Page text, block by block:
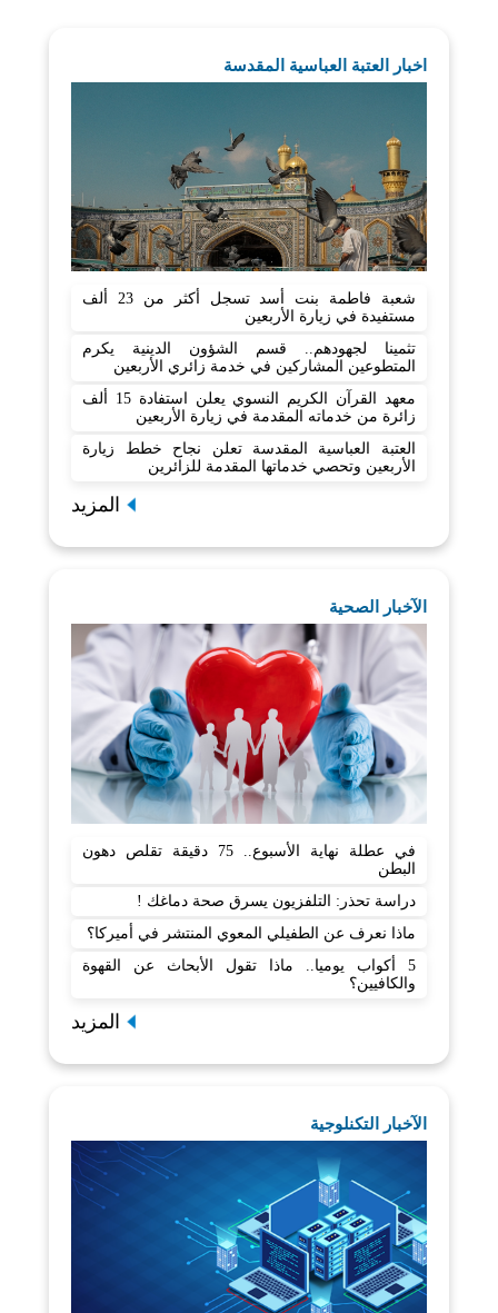
اخبار العتبة العباسية المقدسة
شعبة فاطمة بنت أسد تسجل أكثر من 23 ألف
مستفيدة في زيارة الأربعين
تثمينا لجهودهم.. قسم الشؤون الدينية يكرم
المتطوعين المشاركين في خدمة زائري الأربعين
معهد القرآن الكريم النسوي يعلن استفادة 15 ألف
زائرة من خدماته المقدمة في زيارة الأربعين
العتبة العباسية المقدسة تعلن نجاح خطط زيارة
الأربعين وتحصي خدماتها المقدمة للزائرين
المزيد
الآخبار الصحية
في عطلة نهاية الأسبوع.. 75 دقيقة تقلص دهون
البطن
دراسة تحذر: التلفزيون يسرق صحة دماغك !
ماذا نعرف عن الطفيلي المعوي المنتشر في أميركا؟
5 أكواب يوميا.. ماذا تقول الأبحاث عن القهوة
والكافيين؟
المزيد
الآخبار التكنلوجية